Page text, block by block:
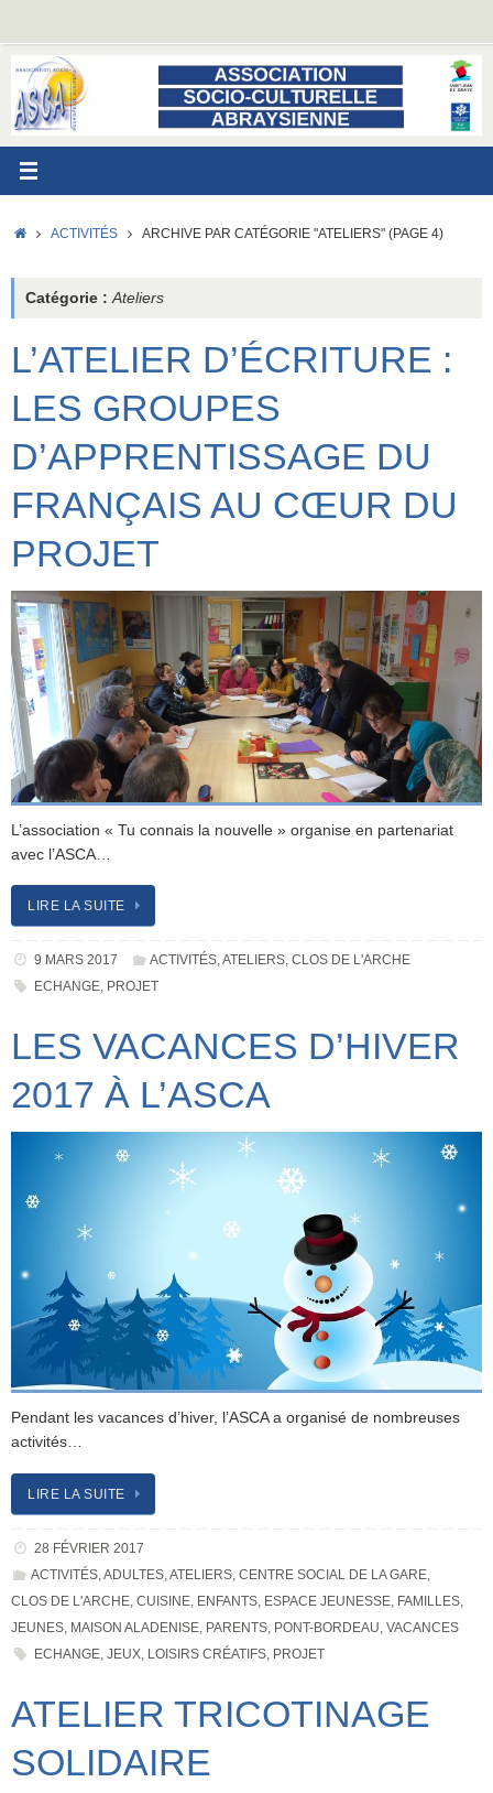
contenu
ACCUEIL
ACTIVITÉS ARCHIVE PAR CATÉGORIE "ATELIERS"(PAGE 4)
Catégorie : Ateliers
L’ATELIER D’ÉCRITURE :
LES GROUPES
D’APPRENTISSAGE DU
FRANÇAIS AU CŒUR DU
PROJET
L’association « Tu connais la nouvelle » organise en partenariat
avec l’ASCA…
LIRE LA SUITE
9 MARS 2017 ACTIVITÉS,ATELIERS,CLOS DE L'ARCHE
ECHANGE, PROJET
LES VACANCES D’HIVER
2017 À L’ASCA
Pendant les vacances d’hiver, l’ASCA a organisé de nombreuses
activités…
LIRE LA SUITE
28 FÉVRIER 2017
ACTIVITÉS, ADULTES, ATELIERS, CENTRE SOCIAL DE LA GARE,
CLOS DE L'ARCHE CUISINE ENFANTS ESPACE JEUNESSE FAMILLES
JEUNES MAISON ALADENISE PARENTS PONT-BORDEAU VACANCES
ECHANGE, JEUX, LOISIRS CRÉATIFS, PROJET
ATELIER TRICOTINAGE
SOLIDAIRE